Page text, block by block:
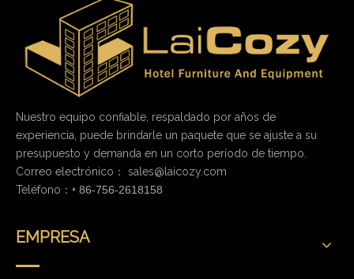
Nuestro equipo confiable, respaldado por años de
experiencia, puede brindarle un paquete que se ajuste a su
presupuesto y demanda en un corto período de tiempo.
Correo electrónico： sales@laicozy.com
Teléfono：+ 86-756-2618158
EMPRESA